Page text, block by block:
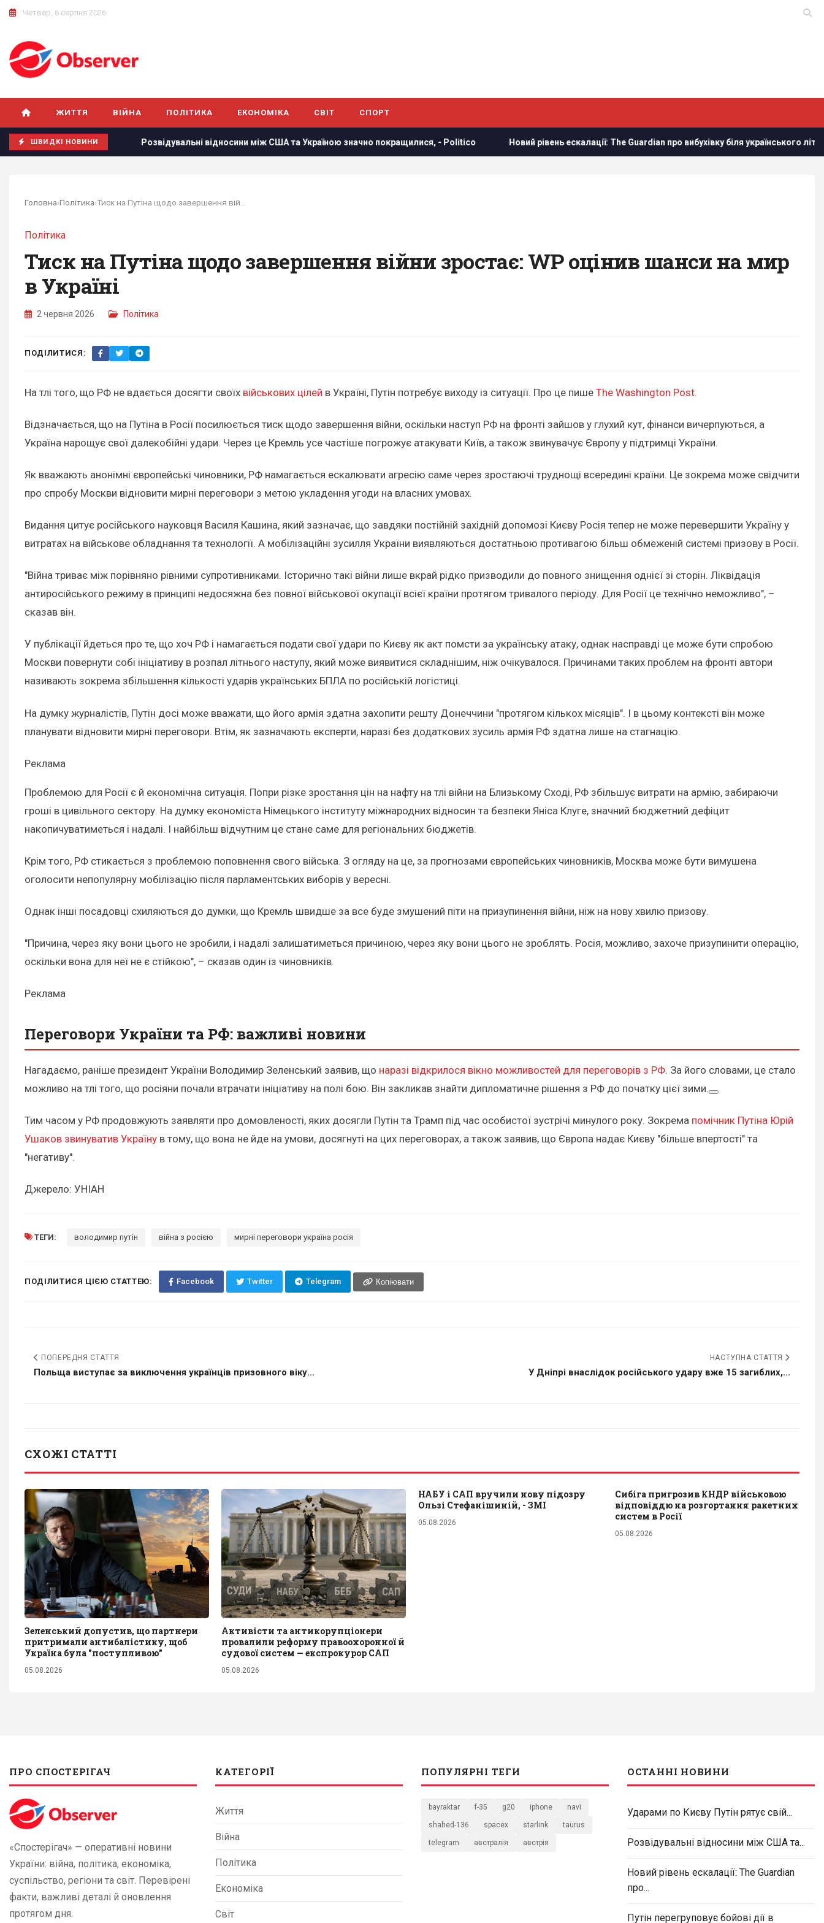
Четвер, 6 серпня 2026
ЖИТТЯ ВІЙНА ПОЛІТИКА ЕКОНОМІКА СВІТ СПОРТ
ШВИДКІ НОВИНИ
- Sky News Розвідувальні відносини між США та Україною значно покращилися, - Politico Новий рівень ескалації: The Guardian про вибухівку біля українського літака в
Головна›Політика›
Політика
Тиск на Путіна щодо завершення війни зростає: WP оцінив шанси на мир
в Україні
2 червня 2026 Політика
ПОДІЛИТИСЯ:
На тлі того, що РФ не вдається досягти своїх військових цілей в Україні, Путін потребує виходу із ситуації. Про це пише The Washington Post.
Відзначається, що на Путіна в Росії посилюється тиск щодо завершення війни, оскільки наступ РФ на фронті зайшов у глухий кут, фінанси вичерпуються, а
Україна нарощує свої далекобійні удари. Через це Кремль усе частіше погрожує атакувати Київ, а також звинувачує Європу у підтримці України.
Як вважають анонімні європейські чиновники, РФ намагається ескалювати агресію саме через зростаючі труднощі всередині країни. Це зокрема може свідчити
про спробу Москви відновити мирні переговори з метою укладення угоди на власних умовах.
Видання цитує російського науковця Василя Кашина, який зазначає, що завдяки постійній західній допомозі Києву Росія тепер не може перевершити Україну у
витратах на військове обладнання та технології. А мобілізаційні зусилля України виявляються достатньою противагою більш обмеженій системі призову в Росії.
"Війна триває між порівняно рівними супротивниками. Історично такі війни лише вкрай рідко призводили до повного знищення однієї зі сторін. Ліквідація
антиросійського режиму в принципі недосяжна без повної військової окупації всієї країни протягом тривалого періоду. Для Росії це технічно неможливо", –
сказав він.
У публікації йдеться про те, що хоч РФ і намагається подати свої удари по Києву як акт помсти за українську атаку, однак насправді це може бути спробою
Москви повернути собі ініціативу в розпал літнього наступу, який може виявитися складнішим, ніж очікувалося. Причинами таких проблем на фронті автори
називають зокрема збільшення кількості ударів українських БПЛА по російській логістиці.
На думку журналістів, Путін досі може вважати, що його армія здатна захопити решту Донеччини "протягом кількох місяців". І в цьому контексті він може
планувати відновити мирні переговори. Втім, як зазначають експерти, наразі без додаткових зусиль армія РФ здатна лише на стагнацію.
Реклама
Проблемою для Росії є й економічна ситуація. Попри різке зростання цін на нафту на тлі війни на Близькому Сході, РФ збільшує витрати на армію, забираючи
гроші в цивільного сектору. На думку економіста Німецького інституту міжнародних відносин та безпеки Яніса Клуге, значний бюджетний дефіцит
накопичуватиметься і надалі. І найбільш відчутним це стане саме для регіональних бюджетів.
Крім того, РФ стикається з проблемою поповнення свого війська. З огляду на це, за прогнозами європейських чиновників, Москва може бути вимушена
оголосити непопулярну мобілізацію після парламентських виборів у вересні.
Однак інші посадовці схиляються до думки, що Кремль швидше за все буде змушений піти на призупинення війни, ніж на нову хвилю призову.
"Причина, через яку вони цього не зробили, і надалі залишатиметься причиною, через яку вони цього не зроблять. Росія, можливо, захоче призупинити операцію,
оскільки вона для неї не є стійкою", – сказав один із чиновників.
Реклама
Переговори України та РФ: важливі новини
Нагадаємо, раніше президент України Володимир Зеленський заявив, що наразі відкрилося вікно можливостей для переговорів з РФ. За його словами, це стало
можливо на тлі того, що росіяни почали втрачати ініціативу на полі бою. Він закликав знайти дипломатичне рішення з РФ до початку цієї зими.
Тим часом у РФ продовжують заявляти про домовленості, яких досягли Путін та Трамп під час особистої зустрічі минулого року. Зокрема помічник Путіна Юрій
Ушаков звинуватив Україну в тому, що вона не йде на умови, досягнуті на цих переговорах, а також заявив, що Європа надає Києву "більше впертості" та
"негативу".
Джерело: УНІАН
ТЕГИ: володимир путін війна з росією мирні переговори україна росія
ПОДІЛИТИСЯ ЦІЄЮ СТАТТЕЮ: Facebook Twitter Telegram Копіювати
ПОПЕРЕДНЯ СТАТТЯ
Польща виступає за виключення українців призовного віку...
НАСТУПНА СТАТТЯ
У Дніпрі внаслідок російського удару вже 15 загиблих,...
СХОЖІ СТАТТІ
Зеленський допустив, що партнери
притримали антибалістику, щоб
Україна була "поступливою"
05.08.2026
Активісти та антикорупціонери
провалили реформу правоохоронної й
судової систем — експрокурор САП
05.08.2026
НАБУ і САП вручили нову підозру
Ользі Стефанішиній, - ЗМІ
05.08.2026
Сибіга пригрозив КНДР військовою
відповіддю на розгортання ракетних
систем в Росії
05.08.2026
ПРО СПОСТЕРІГАЧ
«Спостерігач» — оперативні новини
України: війна, політика, економіка,
суспільство, регіони та світ. Перевірені
факти, важливі деталі й оновлення
протягом дня.
КАТЕГОРІЇ
Життя
Війна
Політика
Економіка
Світ
ПОПУЛЯРНІ ТЕГИ
bayraktar f-35 g20 iphone navi
shahed-136 spacex starlink taurus
telegram австралія австрія
ОСТАННІ НОВИНИ
Ударами по Києву Путін рятує свій...
Розвідувальні відносини між США та...
Новий рівень ескалації: The Guardian
про...
Путін перегруповує бойові дії в